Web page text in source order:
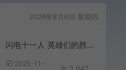
2026年8月6日 星期四
闪电十一人 英雄们的胜利之路 / INAZUMA ELEVEN Victory Road 超次元足球体育RPG游戏
2025-11-
3,947